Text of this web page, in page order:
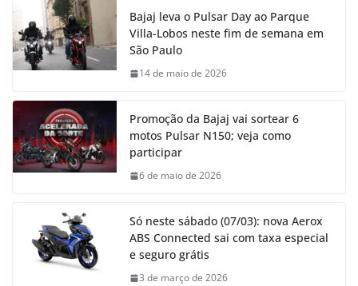
Bajaj leva o Pulsar Day ao Parque
Villa-Lobos neste fim de semana em
São Paulo
14 de maio de 2026
Promoção da Bajaj vai sortear 6
motos Pulsar N150; veja como
participar
6 de maio de 2026
Só neste sábado (07/03): nova Aerox
ABS Connected sai com taxa especial
e seguro grátis
3 de março de 2026